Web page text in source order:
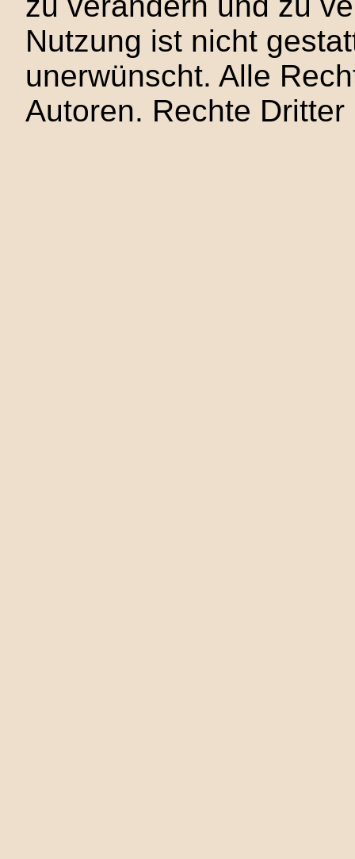
Nutzung ist nicht
unerwünscht. Alle
Autoren. Rechte